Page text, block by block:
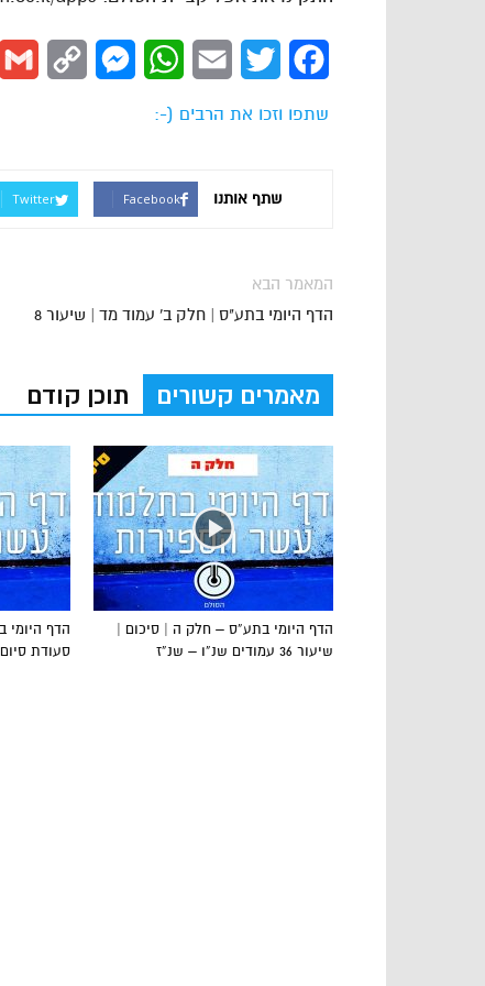
Facebook
Twitter
Email
WhatsApp
Messenger
Copy
שתפו וזכו את הרבים (-:
שתף אותנו Facebook
Twitter
המאמר הבא
הדף היומי בתע"ס | חלק ב' עמוד מד | שיעור 8
מאמרים קשורים תוכן קודם
סעודת סיום
הדף היומי בתע”ס – חלק ה | סיכום |
שיעור 36 עמודים שנ”ו – שנ”ז